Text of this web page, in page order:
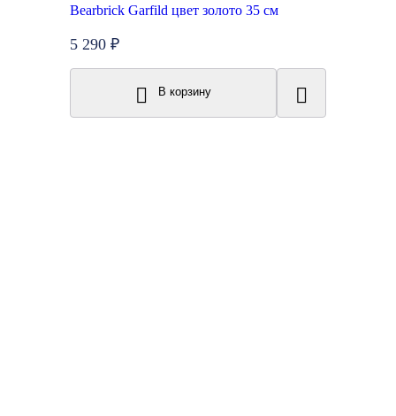
Bearbrick Garfild цвет золото 35 см
5 290 ₽
В корзину